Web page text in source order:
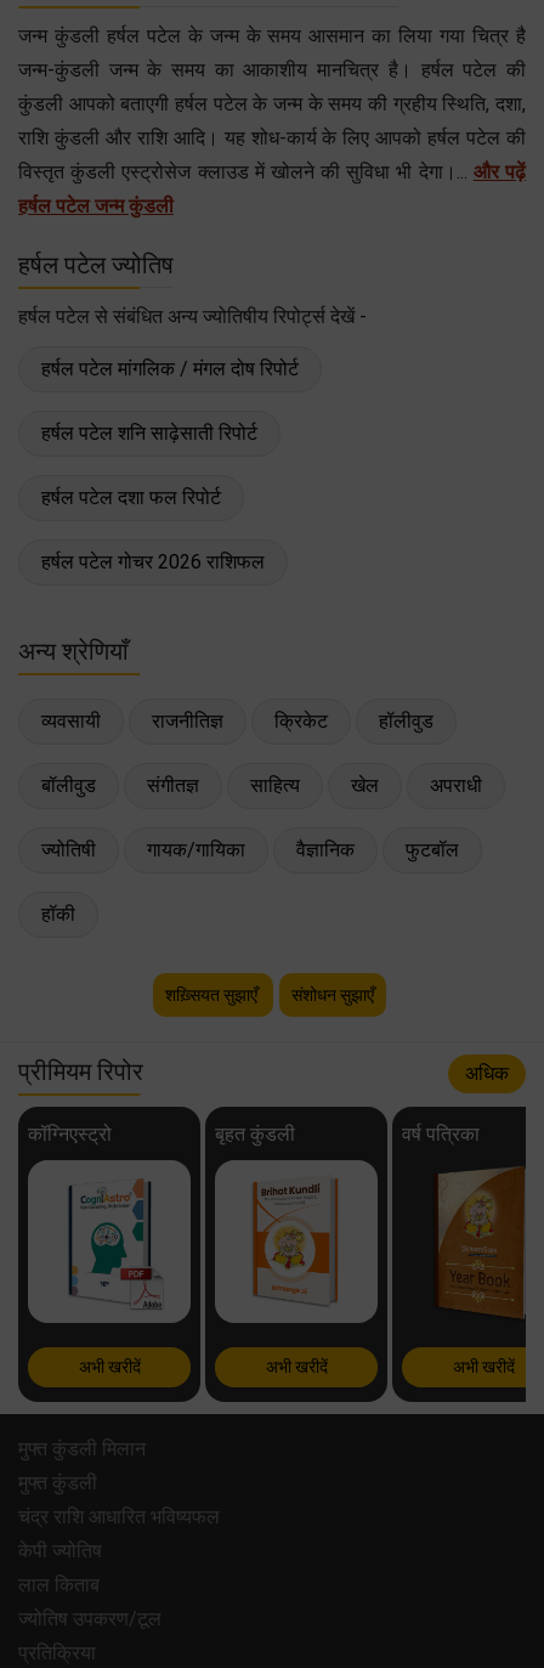
जन्म कुंडली हर्षल पटेल के जन्म के समय आसमान का लिया गया चित्र है
जन्म-कुंडली जन्म के समय का आकाशीय मानचित्र है। हर्षल पटेल की
कुंडली आपको बताएगी हर्षल पटेल के जन्म के समय की ग्रहीय स्थिति, दशा,
राशि कुंडली और राशि आदि। यह शोध-कार्य के लिए आपको हर्षल पटेल की
विस्तृत कुंडली एस्ट्रोसेज क्लाउड में खोलने की सुविधा भी देगा।... और पढ़ें
हर्षल पटेल जन्म कुंडली
हर्षल पटेल ज्योतिष
हर्षल पटेल से संबंधित अन्य ज्योतिषीय रिपोर्ट्स देखें -
हर्षल पटेल मांगलिक / मंगल दोष रिपोर्ट
हर्षल पटेल शनि साढ़ेसाती रिपोर्ट
हर्षल पटेल दशा फल रिपोर्ट
हर्षल पटेल गोचर 2026 राशिफल
अन्य श्रेणियाँ
व्यवसायी राजनीतिज्ञ क्रिकेट हॉलीवुड
बॉलीवुड संगीतज्ञ साहित्य खेल अपराधी
ज्योतिषी गायक/गायिका वैज्ञानिक फुटबॉल
हॉकी
शख़्सियत सुझाएँ संशोधन सुझाएँ
प्रीमियम रिपोर अधिक
कॉग्निएस्ट्रो
अभी खरीदें
बृहत कुंडली
अभी खरीदें
वर्ष पत्रिका
अभी खरीदें
मुफ्त कुंडली मिलान
मुफ्त कुंडली
चंद्र राशि आधारित भविष्यफल
केपी ज्योतिष
लाल किताब
ज्योतिष उपकरण/टूल
प्रतिक्रिया